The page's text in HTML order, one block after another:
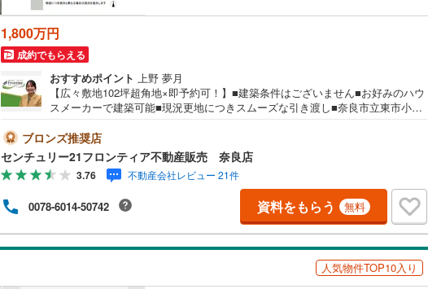
1,800万円
成約でもらえる
おすすめポイント 上野 夢月
【広々敷地102坪超角地×即予約可！】■建築条件はございません■お好みのハウ
スメーカーで建築可能■現況更地につきスムーズな引き渡し■奈良市立東市小学
始動できます・緑豊かな閑静な住宅街に位置し落ち着いた住環境が広がりま
す・2世帯住宅や庭付き一戸建てなど様々な建築プランに対応するゆとりある広
さ 立地・奈良市立東市小学校まで徒歩約2分・奈良市立都南中学校まで徒歩約3
0分 弊社が選ばれる理由 1.お金の扱い方のプロ、ファイナンシャルプランナー
が資金計画をサポート！2.買い替えなどにも対応できる売却専門チームあり！3.
たくさんの銀行と繋がりがあるため、最も低金利になるように審査が可能4.物
件のお引渡し後に必要になったお家のリフォームも弊社のリフォームプランナ
ーがご提案5.定期的にご連絡を繋ぎ、有事の際に迅速にサポートいたします弊
社は専門家同士が連携をとっているため、より多くの知見がございますお気軽
ブロンズ推奨店
センチュリー21フロンティア不動産販売 奈良店
3.76 不動産会社レビュー 21件
0078-6014-50742 資料をもらう 無料
人気物件TOP10入り